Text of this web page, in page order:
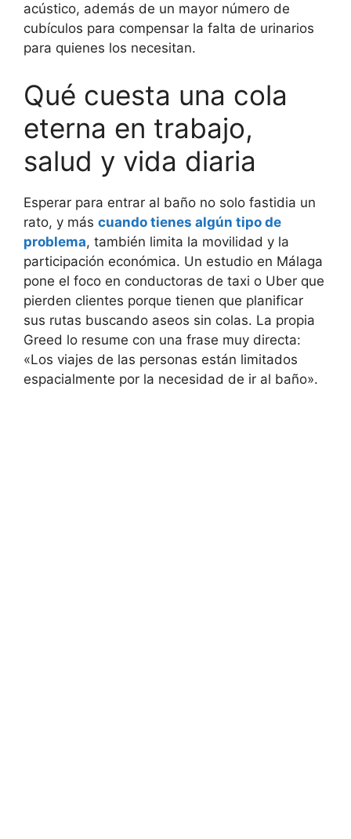
acústico, además de un mayor número de
cubículos para compensar la falta de urinarios
para quienes los necesitan.
Qué cuesta una cola
eterna en trabajo,
salud y vida diaria
Esperar para entrar al baño no solo fastidia un
rato, y más cuando tienes algún tipo de
problema, también limita la movilidad y la
participación económica. Un estudio en Málaga
pone el foco en conductoras de taxi o Uber que
pierden clientes porque tienen que planificar
sus rutas buscando aseos sin colas. La propia
Greed lo resume con una frase muy directa:
«Los viajes de las personas están limitados
espacialmente por la necesidad de ir al baño».